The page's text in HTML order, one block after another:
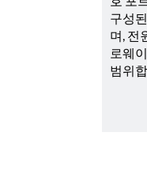
구성
며, 전
로웨
범위